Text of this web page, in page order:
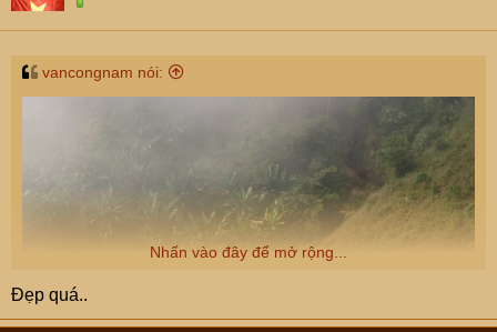
vancongnam nói:
Nhấn vào đây để mở rộng...
Đẹp quá..